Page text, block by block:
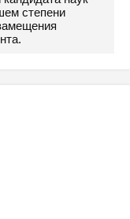
степени